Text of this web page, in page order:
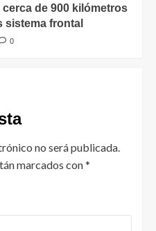
de 900 kilómetros
sistema frontal
0
no será publicada.
marcados con*